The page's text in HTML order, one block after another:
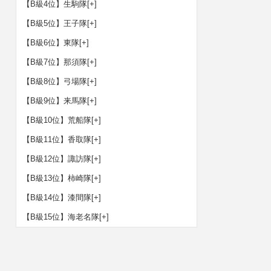
【B級4位】生駒隊[+]
【B級5位】王子隊[+]
【B級6位】東隊[+]
【B級7位】那須隊[+]
【B級8位】弓場隊[+]
【B級9位】来馬隊[+]
【B級10位】荒船隊[+]
【B級11位】香取隊[+]
【B級12位】諏訪隊[+]
【B級13位】柿崎隊[+]
【B級14位】漆間隊[+]
【B級15位】海老名隊[+]